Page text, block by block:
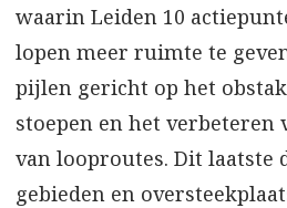
waarin Leiden 10
lopen meer ruimte te
pijlen gericht op het
stoepen en het verbeteren
van looproutes. Dit laatste
gebieden en